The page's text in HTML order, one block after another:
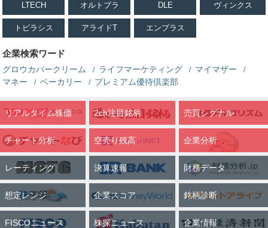
LTECH オルトプラ DLE ヴィンクス
トビラシス アライドT エンプラス
企業検索ワード
グロウカバークリーム ライフマーケティング
マイマザー
マネー
ベーカリー プレミアム優待倶楽部
リアルタイム株価 2ch注目銘柄 売買シグナル
チャート分析 空売り残高 企業分析
レーティング 決算速報 財務データ
想定レンジ 企業スコア 銘柄診断
FISCOニュース 株探ニュース 企業情報